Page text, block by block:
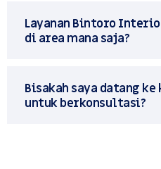
Layanan Bintoro
di area mana saja?
Bisakah saya datang
untuk berkonsultasi?